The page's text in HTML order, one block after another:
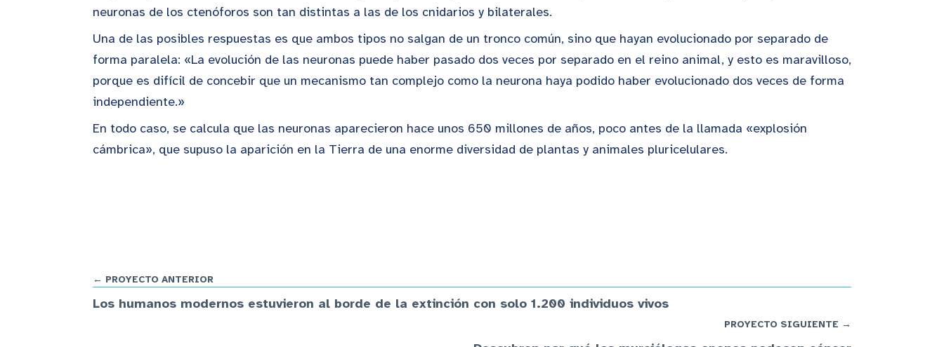
neuronas de los ctenóforos son tan distintas a las de los cnidarios y bilaterales.
Una de las posibles respuestas es que ambos tipos no salgan de un tronco común, sino que hayan evolucionado por separado de
forma paralela: «La evolución de las neuronas puede haber pasado dos veces por separado en el reino animal, y esto es maravilloso,
porque es difícil de concebir que un mecanismo tan complejo como la neurona haya podido haber evolucionado dos veces de forma
independiente.»
En todo caso, se calcula que las neuronas aparecieron hace unos 650 millones de años, poco antes de la llamada «explosión
cámbrica», que supuso la aparición en la Tierra de una enorme diversidad de plantas y animales pluricelulares.
← PROYECTO ANTERIOR
Los humanos modernos estuvieron al borde de la extinción con solo 1.200 individuos vivos
PROYECTO SIGUIENTE →